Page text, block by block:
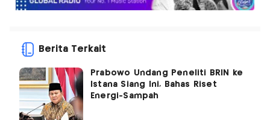
Berita Terkait
Prabowo Undang Peneliti BRIN ke
Istana Siang Ini, Bahas Riset
Energi-Sampah